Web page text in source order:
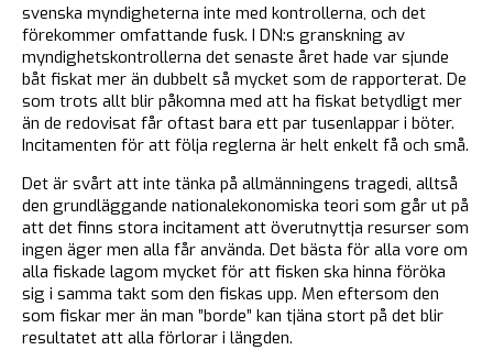
svenska myndigheterna inte med kontrollerna, och det
förekommer omfattande fusk. I DN:s granskning av
myndighetskontrollerna det senaste året hade var sjunde
båt fiskat mer än dubbelt så mycket som de rapporterat. De
som trots allt blir påkomna med att ha fiskat betydligt mer
än de redovisat får oftast bara ett par tusenlappar i böter.
Incitamenten för att följa reglerna är helt enkelt få och små.
Det är svårt att inte tänka på allmänningens tragedi, alltså
den grundläggande nationalekonomiska teori som går ut på
att det finns stora incitament att överutnyttja resurser som
ingen äger men alla får använda. Det bästa för alla vore om
alla fiskade lagom mycket för att fisken ska hinna föröka
sig i samma takt som den fiskas upp. Men eftersom den
som fiskar mer än man ”borde” kan tjäna stort på det blir
resultatet att alla förlorar i längden.